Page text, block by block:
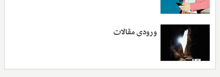
ورودی مقالات